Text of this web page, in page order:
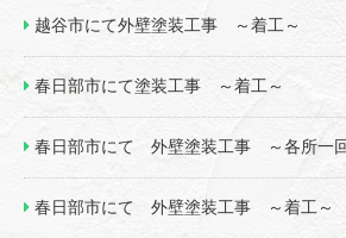
越谷市にて外壁塗装工事 ～着工～
春日部市にて塗装工事 ～着工～
春日部市にて 外壁塗装工事 ～各所一
春日部市にて 外壁塗装工事 ～着工～